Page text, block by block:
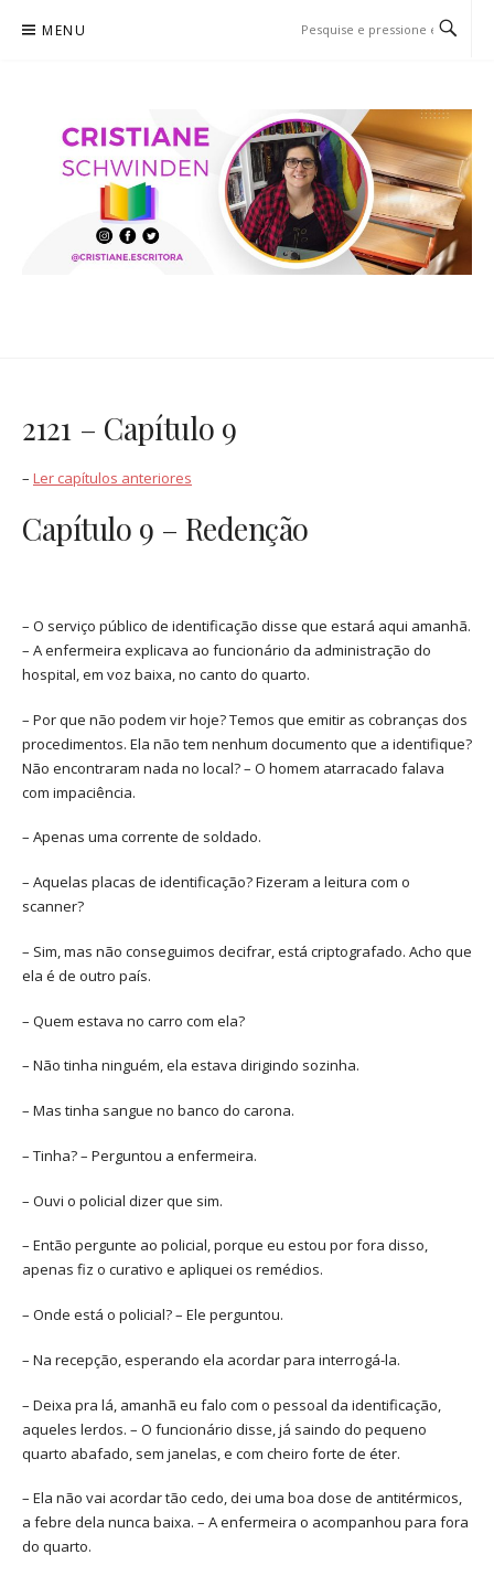
MENU
2121 – Capítulo 9
– Ler capítulos anteriores
Capítulo 9 – Redenção
– O serviço público de identificação disse que estará aqui amanhã.
– A enfermeira explicava ao funcionário da administração do
hospital, em voz baixa, no canto do quarto.
– Por que não podem vir hoje? Temos que emitir as cobranças dos
procedimentos. Ela não tem nenhum documento que a identifique?
Não encontraram nada no local? – O homem atarracado falava
com impaciência.
– Apenas uma corrente de soldado.
– Aquelas placas de identificação? Fizeram a leitura com o
scanner?
– Sim, mas não conseguimos decifrar, está criptografado. Acho que
ela é de outro país.
– Quem estava no carro com ela?
– Não tinha ninguém, ela estava dirigindo sozinha.
– Mas tinha sangue no banco do carona.
– Tinha? – Perguntou a enfermeira.
– Ouvi o policial dizer que sim.
– Então pergunte ao policial, porque eu estou por fora disso,
apenas fiz o curativo e apliquei os remédios.
– Onde está o policial? – Ele perguntou.
– Na recepção, esperando ela acordar para interrogá-la.
– Deixa pra lá, amanhã eu falo com o pessoal da identificação,
aqueles lerdos. – O funcionário disse, já saindo do pequeno
quarto abafado, sem janelas, e com cheiro forte de éter.
– Ela não vai acordar tão cedo, dei uma boa dose de antitérmicos,
a febre dela nunca baixa. – A enfermeira o acompanhou para fora
do quarto.